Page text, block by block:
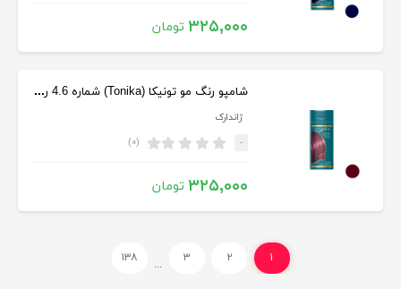
۳۲۵,۰۰۰ تومان
شامپو رنگ مو تونیکا (Tonika) شماره 4.6 رنگ قرمز کبود حجم 150 میلی
ژاندارک
- (۰)
۳۲۵,۰۰۰ تومان
۱ ۲ ۳ ... ۱۳۸